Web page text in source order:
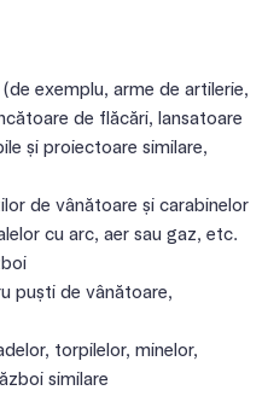
exemplu, arme de artilerie,
de flăcări, lansatoare
și proiectoare similare,
de vânătoare și carabinelor
cu arc, aer sau gaz, etc.
puști de vânătoare,
torpilelor, minelor,
similare